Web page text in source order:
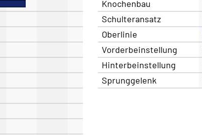
Knochenbau
Schulteransatz
Oberlinie
Vorderbeinstellung
Hinterbeinstellung
Sprunggelenk